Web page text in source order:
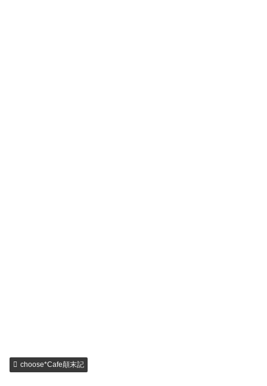
choose*Cafe顛末記